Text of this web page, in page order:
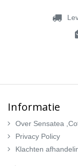
Informatie
Over Sensatea
Privacy Policy
Klachten